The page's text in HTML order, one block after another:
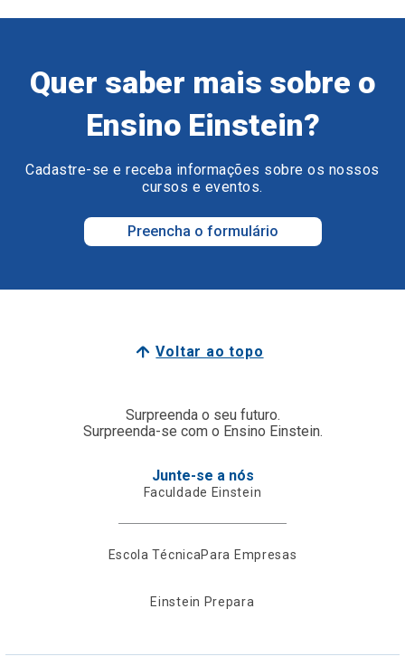
Quer saber mais sobre o
Ensino Einstein?
Cadastre-se e receba informações sobre os nossos
cursos e eventos.
Preencha o formulário
Voltar ao topo
Surpreenda o seu futuro.
Surpreenda-se com o Ensino Einstein.
Junte-se a nós
Faculdade Einstein
Escola TécnicaPara Empresas
Einstein Prepara